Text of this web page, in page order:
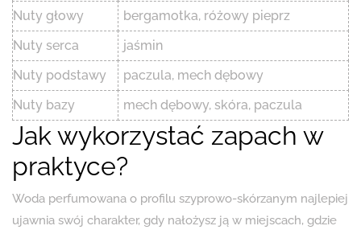
Nuty głowy
bergamotka, różowy pieprz
Nuty serca
jaśmin
Nuty podstawy
paczula, mech dębowy
Nuty bazy
mech dębowy, skóra, paczula
Jak wykorzystać zapach w
praktyce?
Woda perfumowana o profilu szyprowo-skórzanym najlepiej
ujawnia swój charakter, gdy nałożysz ją w miejscach, gdzie